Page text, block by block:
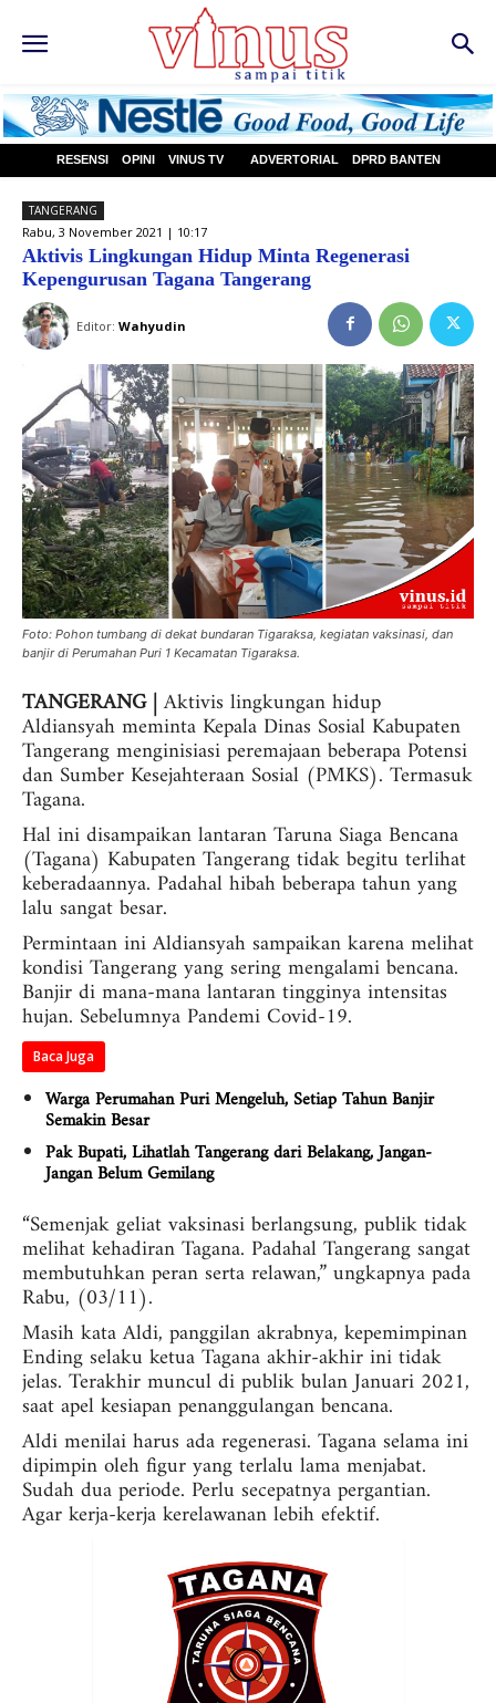
RESENSI OPINI VINUS TV ADVERTORIAL DPRD BANTEN
TANGERANG
Rabu, 3 November 2021 | 10:17
Aktivis Lingkungan Hidup Minta Regenerasi
Kepengurusan Tagana Tangerang
Editor: Wahyudin
Foto: Pohon tumbang di dekat bundaran Tigaraksa, kegiatan vaksinasi, dan
banjir di Perumahan Puri 1 Kecamatan Tigaraksa.
TANGERANG |Aktivis lingkungan hidup
Aldiansyah meminta Kepala Dinas Sosial Kabupaten
Tangerang menginisiasi peremajaan beberapa Potensi
dan Sumber Kesejahteraan Sosial (PMKS). Termasuk
Tagana.
Hal ini disampaikan lantaran Taruna Siaga Bencana
(Tagana) Kabupaten Tangerang tidak begitu terlihat
keberadaannya. Padahal hibah beberapa tahun yang
lalu sangat besar.
Permintaan ini Aldiansyah sampaikan karena melihat
kondisi Tangerang yang sering mengalami bencana.
Banjir di mana-mana lantaran tingginya intensitas
hujan. Sebelumnya Pandemi Covid-19.
Baca Juga
Warga Perumahan Puri Mengeluh, Setiap Tahun Banjir
Semakin Besar
Pak Bupati, Lihatlah Tangerang dari Belakang, Jangan-
Jangan Belum Gemilang
“Semenjak geliat vaksinasi berlangsung, publik tidak
melihat kehadiran Tagana. Padahal Tangerang sangat
membutuhkan peran serta relawan,” ungkapnya pada
Rabu, (03/11).
Masih kata Aldi, panggilan akrabnya, kepemimpinan
Ending selaku ketua Tagana akhir-akhir ini tidak
jelas. Terakhir muncul di publik bulan Januari 2021,
saat apel kesiapan penanggulangan bencana.
Aldi menilai harus ada regenerasi. Tagana selama ini
dipimpin oleh figur yang terlalu lama menjabat.
Sudah dua periode. Perlu secepatnya pergantian.
Agar kerja-kerja kerelawanan lebih efektif.